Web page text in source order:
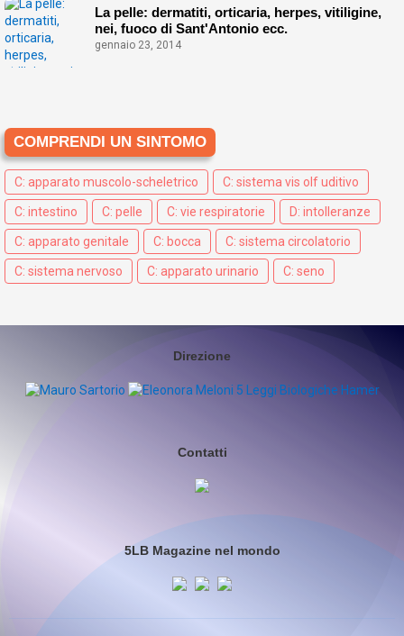
La pelle: dermatiti, orticaria, herpes, vitiligine,
nei, fuoco di Sant'Antonio ecc.
gennaio 23, 2014
COMPRENDI UN SINTOMO
C: apparato muscolo-scheletrico C: sistema vis olf uditivo
C: intestino C: pelle C: vie respiratorie D: intolleranze
C: apparato genitale C: bocca C: sistema circolatorio
C: sistema nervoso C: apparato urinario C: seno
Direzione
Contatti
5LB Magazine nel mondo